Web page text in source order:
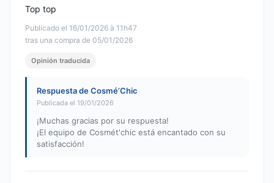
Publicado el 16/01/2026 à 11h47
tras una compra de 05/01/2026
Top top
Opinión traducida
Respuesta de Cosmé’Chic
Publicada el 19/01/2026
¡Muchas gracias por su respuesta!
¡El equipo de Cosmét'chic está encantado con su
satisfacción!